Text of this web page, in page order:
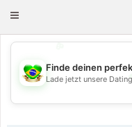
Toggle
💖
Finde deinen
Lade jetzt unsere